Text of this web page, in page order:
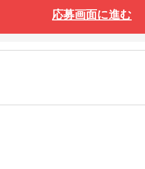
応募画面に進む